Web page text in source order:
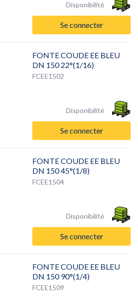
Disponibilité
Se connecter
FONTE COUDE EE BLEU
DN 150 22°(1/16)
FCEE1502
Disponibilité
Se connecter
FONTE COUDE EE BLEU
DN 150 45°(1/8)
FCEE1504
Disponibilité
Se connecter
FONTE COUDE EE BLEU
DN 150 90°(1/4)
FCEE1509